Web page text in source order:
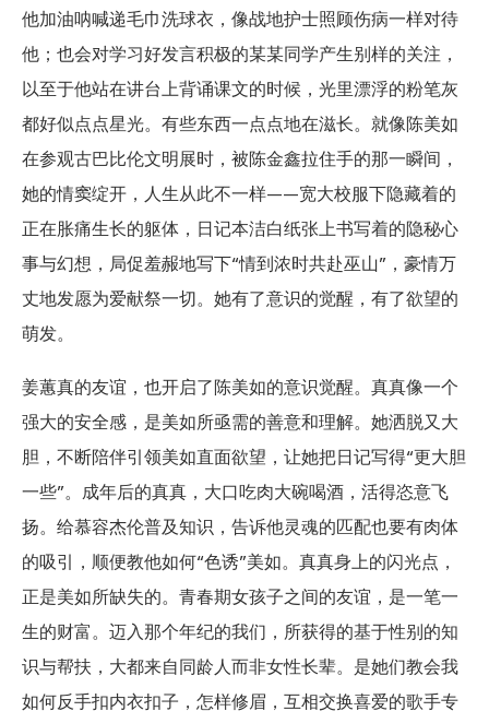
他加油呐喊递毛巾洗球衣，像战地护士照顾伤病一样对待
他；也会对学习好发言积极的某某同学产生别样的关注，
以至于他站在讲台上背诵课文的时候，光里漂浮的粉笔灰
都好似点点星光。有些东西一点点地在滋长。就像陈美如
在参观古巴比伦文明展时，被陈金鑫拉住手的那一瞬间，
她的情窦绽开，人生从此不一样——宽大校服下隐藏着的
正在胀痛生长的躯体，日记本洁白纸张上书写着的隐秘心
事与幻想，局促羞赧地写下“情到浓时共赴巫山”，豪情万
丈地发愿为爱献祭一切。她有了意识的觉醒，有了欲望的
萌发。
姜蕙真的友谊，也开启了陈美如的意识觉醒。真真像一个
强大的安全感，是美如所亟需的善意和理解。她洒脱又大
胆，不断陪伴引领美如直面欲望，让她把日记写得“更大胆
一些”。成年后的真真，大口吃肉大碗喝酒，活得恣意飞
扬。给慕容杰伦普及知识，告诉他灵魂的匹配也要有肉体
的吸引，顺便教他如何“色诱”美如。真真身上的闪光点，
正是美如所缺失的。青春期女孩子之间的友谊，是一笔一
生的财富。迈入那个年纪的我们，所获得的基于性别的知
识与帮扶，大都来自同龄人而非女性长辈。是她们教会我
如何反手扣内衣扣子，怎样修眉，互相交换喜爱的歌手专